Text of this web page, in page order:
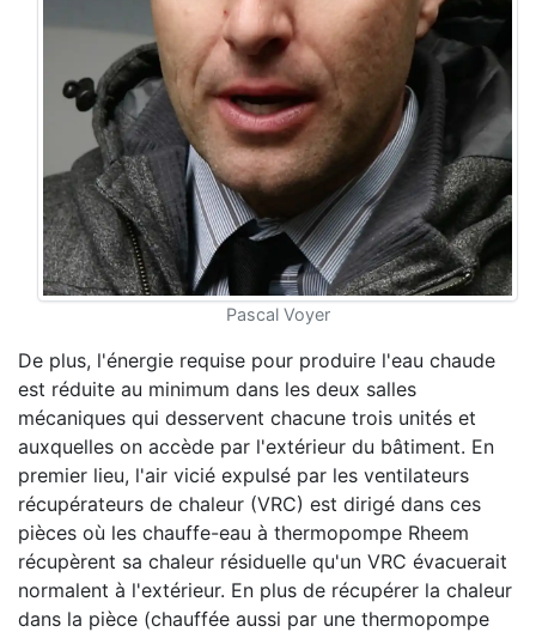
Pascal Voyer
De plus, l'énergie requise pour produire l'eau chaude
est réduite au minimum dans les deux salles
mécaniques qui desservent chacune trois unités et
auxquelles on accède par l'extérieur du bâtiment. En
premier lieu, l'air vicié expulsé par les ventilateurs
récupérateurs de chaleur (VRC) est dirigé dans ces
pièces où les chauffe-eau à thermopompe Rheem
récupèrent sa chaleur résiduelle qu'un VRC évacuerait
normalent à l'extérieur. En plus de récupérer la chaleur
dans la pièce (chauffée aussi par une thermopompe